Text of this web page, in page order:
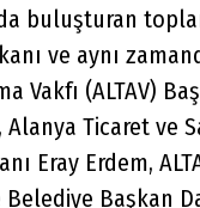
buluşturan
ve aynı
Vakfı (ALTAV)
Alanya Ticaret ve
Eray Erdem,
Belediye Başkan